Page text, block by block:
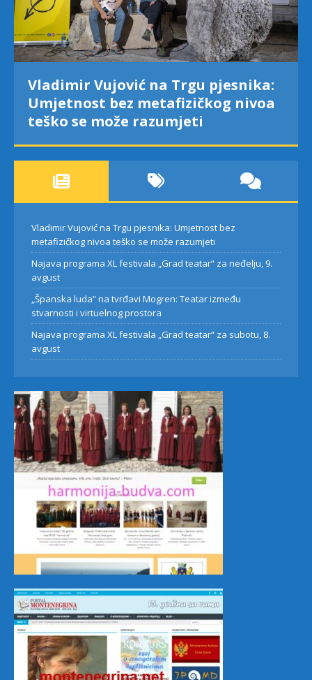
Vladimir Vujović na Trgu pjesnika:
Umjetnost bez metafizičkog nivoa
teško se može razumjeti
Vladimir Vujović na Trgu pjesnika: Umjetnost bez
metafizičkog nivoa teško se može razumjeti
Najava programa XL festivala „Grad teatar“ za neđelju, 9.
avgust
„Španska luda“ na tvrđavi Mogren: Teatar između
stvarnosti i virtuelnog prostora
Najava programa XL festivala „Grad teatar“ za subotu, 8.
avgust